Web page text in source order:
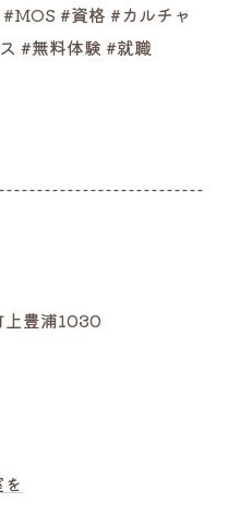
#資格 #カルチャ
#無料体験 #就職
上豊浦1030